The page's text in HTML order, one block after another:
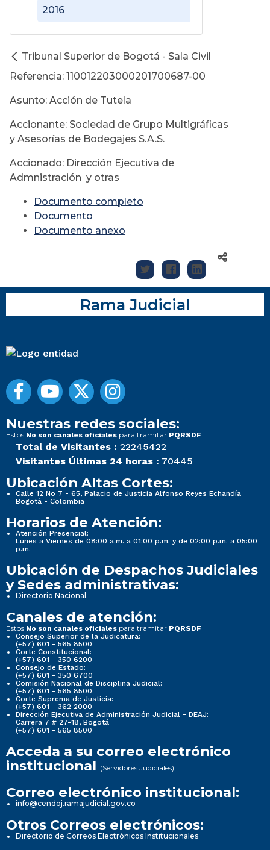
2016
Tribunal Superior de Bogotá - Sala Civil
Referencia: 110012203000201700687-00
Asunto: Acción de Tutela
Accionante: Sociedad de Grupo Multigráficas
y Asesorías de Bodegajes S.A.S.
Accionado: Dirección Ejecutiva de
Admnistración y otras
Documento completo
Documento
Documento anexo
Rama Judicial
Nuestras redes sociales:
Estos No son canales oficiales para tramitar PQRSDF
Total de Visitantes : 22245422
Visitantes Últimas 24 horas : 70445
Ubicación Altas Cortes:
Calle 12 No 7 - 65, Palacio de Justicia Alfonso Reyes Echandía
Bogotá - Colombia
Horarios de Atención:
Atención Presencial:
Lunes a Viernes de 08:00 a.m. a 01:00 p.m. y de 02:00 p.m. a 05:00
p.m.
Ubicación de Despachos Judiciales
y Sedes administrativas:
Directorio Nacional
Canales de atención:
Estos No son canales oficiales para tramitar PQRSDF
Consejo Superior de la Judicatura:
(+57) 601 - 565 8500
Corte Constitucional:
(+57) 601 - 350 6200
Consejo de Estado:
(+57) 601 - 350 6700
Comisión Nacional de Disciplina Judicial:
(+57) 601 - 565 8500
Corte Suprema de Justicia:
(+57) 601 - 362 2000
Dirección Ejecutiva de Administración Judicial - DEAJ:
Carrera 7 # 27-18, Bogotá
(+57) 601 - 565 8500
Acceda a su correo electrónico
institucional (Servidores Judiciales)
Correo electrónico institucional:
info@cendoj.ramajudicial.gov.co
Otros Correos electrónicos:
Directorio de Correos Electrónicos Institucionales